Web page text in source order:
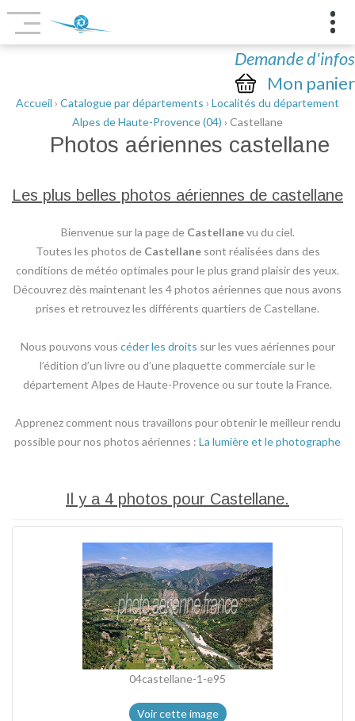
Demande d'infos
Mon panier
Accueil › Catalogue par départements › Localités du département
Alpes de Haute-Provence (04) › Castellane
Photos aériennes castellane
Les plus belles photos aériennes de castellane
Bienvenue sur la page de Castellanevu du ciel.
Toutes les photos de Castellanesont réalisées dans des
conditions de météo optimales pour le plus grand plaisir des yeux.
Découvrez dès maintenant les 4 photos aériennes que nous avons
prises et retrouvez les différents quartiers de Castellane.
Nous pouvons vous céder les droits sur les vues aériennes pour
l’édition d’un livre ou d’une plaquette commerciale sur le
département Alpes de Haute-Provence ou sur toute la France.
Apprenez comment nous travaillons pour obtenir le meilleur rendu
possible pour nos photos aériennes : La lumière et le photographe
Il y a 4 photos pour Castellane.
04castellane-1-e95
Voir cette image